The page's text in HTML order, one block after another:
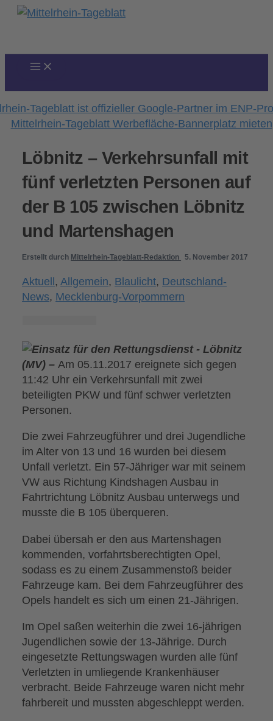
Zum
Löbnitz – Verkehrsunfall mit
fünf verletzten Personen auf
der B 105 zwischen Löbnitz
und Martenshagen
Erstellt durch Mittelrhein-Tageblatt-Redaktion 5. November 2017
Aktuell,Allgemein, Blaulicht, Deutschland-
News, Mecklenburg-Vorpommern
Löbnitz
(MV) – Am 05.11.2017 ereignete sich gegen
11:42 Uhr ein Verkehrsunfall mit zwei
beteiligten PKW und fünf schwer verletzten
Personen.
Die zwei Fahrzeugführer und drei Jugendliche
im Alter von 13 und 16 wurden bei diesem
Unfall verletzt. Ein 57-Jähriger war mit seinem
VW aus Richtung Kindshagen Ausbau in
Fahrtrichtung Löbnitz Ausbau unterwegs und
musste die B 105 überqueren.
Dabei übersah er den aus Martenshagen
kommenden, vorfahrtsberechtigten Opel,
sodass es zu einem Zusammenstoß beider
Fahrzeuge kam. Bei dem Fahrzeugführer des
Opels handelt es sich um einen 21-Jährigen.
Im Opel saßen weiterhin die zwei 16-jährigen
Jugendlichen sowie der 13-Jährige. Durch
eingesetzte Rettungswagen wurden alle fünf
Verletzten in umliegende Krankenhäuser
verbracht. Beide Fahrzeuge waren nicht mehr
fahrbereit und mussten abgeschleppt werden.